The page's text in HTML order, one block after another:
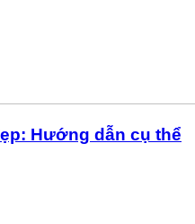
Hướng dẫn cụ thể